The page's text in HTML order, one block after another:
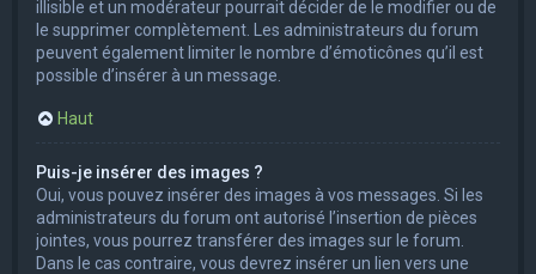
illisible et un modérateur pourrait décider de le modifier ou de
le supprimer complètement. Les administrateurs du forum
peuvent également limiter le nombre d’émoticônes qu’il est
possible d’insérer à un message.
Haut
Puis-je insérer des images ?
Oui, vous pouvez insérer des images à vos messages. Si les
administrateurs du forum ont autorisé l’insertion de pièces
jointes, vous pourrez transférer des images sur le forum.
Dans le cas contraire, vous devrez insérer un lien vers une